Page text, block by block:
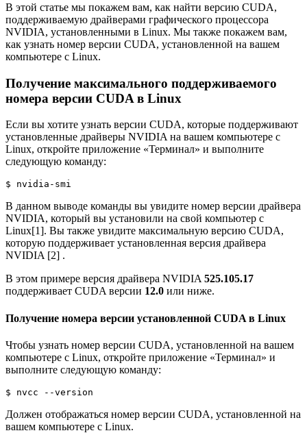
В этой статье мы покажем вам, как найти версию CUDA,
поддерживаемую драйверами графического процессора
NVIDIA, установленными в Linux. Мы также покажем вам,
как узнать номер версии CUDA, установленной на вашем
компьютере с Linux.
Получение максимального поддерживаемого
номера версии CUDA в Linux
Если вы хотите узнать версии CUDA, которые поддерживают
установленные драйверы NVIDIA на вашем компьютере с
Linux, откройте приложение «Терминал» и выполните
следующую команду:
$ nvidia-smi
В данном выводе команды вы увидите номер версии драйвера
NVIDIA, который вы установили на свой компьютер с
Linux[1]. Вы также увидите максимальную версию CUDA,
которую поддерживает установленная версия драйвера
NVIDIA [2] .
В этом примере версия драйвера NVIDIA 525.105.17
поддерживает CUDA версии 12.0 или ниже.
Получение номера версии установленной CUDA в Linux
Чтобы узнать номер версии CUDA, установленной на вашем
компьютере с Linux, откройте приложение «Терминал» и
выполните следующую команду:
$ nvcc --version
Должен отображаться номер версии CUDA, установленной на
вашем компьютере с Linux.